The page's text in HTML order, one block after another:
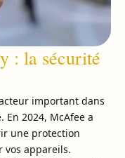
: la sécurité
important dans
2024, McAfee a
une protection
vos appareils.